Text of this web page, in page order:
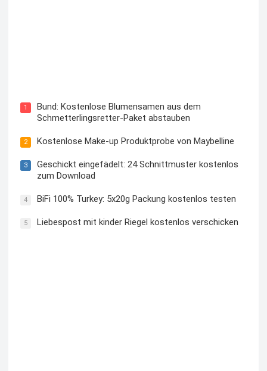
1
Bund: Kostenlose Blumensamen aus dem
Schmetterlingsretter-Paket abstauben
2 Kostenlose Make-up Produktprobe von Maybelline
3
Geschickt eingefädelt: 24 Schnittmuster kostenlos
zum Download
4 BiFi 100% Turkey: 5x20g Packung kostenlos testen
5 Liebespost mit kinder Riegel kostenlos verschicken